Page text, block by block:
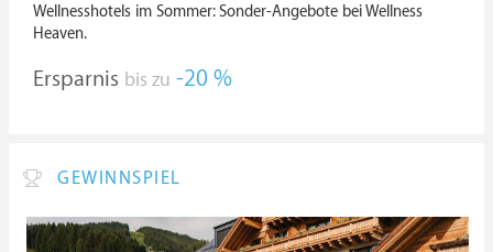
Wellnesshotels im Sommer: Sonder-Angebote bei Wellness
Heaven.
Ersparnis bis zu -20 %
GEWINNSPIEL